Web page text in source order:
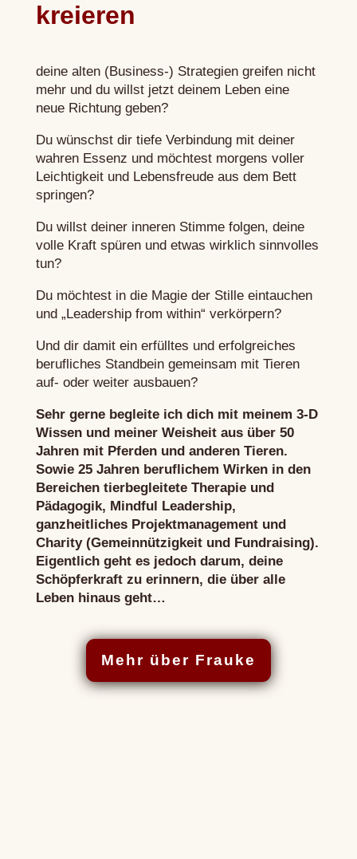
kreieren
deine alten (Business-) Strategien greifen nicht
mehr und du willst jetzt deinem Leben eine
neue Richtung geben?
Du wünschst dir tiefe Verbindung mit deiner
wahren Essenz und möchtest morgens voller
Leichtigkeit und Lebensfreude aus dem Bett
springen?
Du willst deiner inneren Stimme folgen, deine
volle Kraft spüren und etwas wirklich sinnvolles
tun?
Du möchtest in die Magie der Stille eintauchen
und „Leadership from within“ verkörpern?
Und dir damit ein erfülltes und erfolgreiches
berufliches Standbein gemeinsam mit Tieren
auf- oder weiter ausbauen?
Sehr gerne begleite ich dich mit meinem 3-D
Wissen und meiner Weisheit aus über 50
Jahren mit Pferden und anderen Tieren.
Sowie 25 Jahren beruflichem Wirken in den
Bereichen tierbegleitete Therapie und
Pädagogik, Mindful Leadership,
ganzheitliches Projektmanagement und
Charity (Gemeinnützigkeit und Fundraising).
Eigentlich geht es jedoch darum, deine
Schöpferkraft zu erinnern, die über alle
Leben hinaus geht…
Mehr über Frauke